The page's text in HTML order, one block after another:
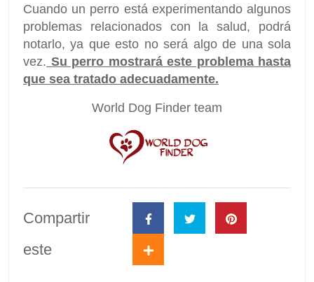
Cuando un perro está experimentando algunos
problemas relacionados con la salud, podrá
notarlo, ya que esto no será algo de una sola
vez. Su perro mostrará este problema hasta
que sea tratado adecuadamente.
World Dog Finder team
Compartir
este